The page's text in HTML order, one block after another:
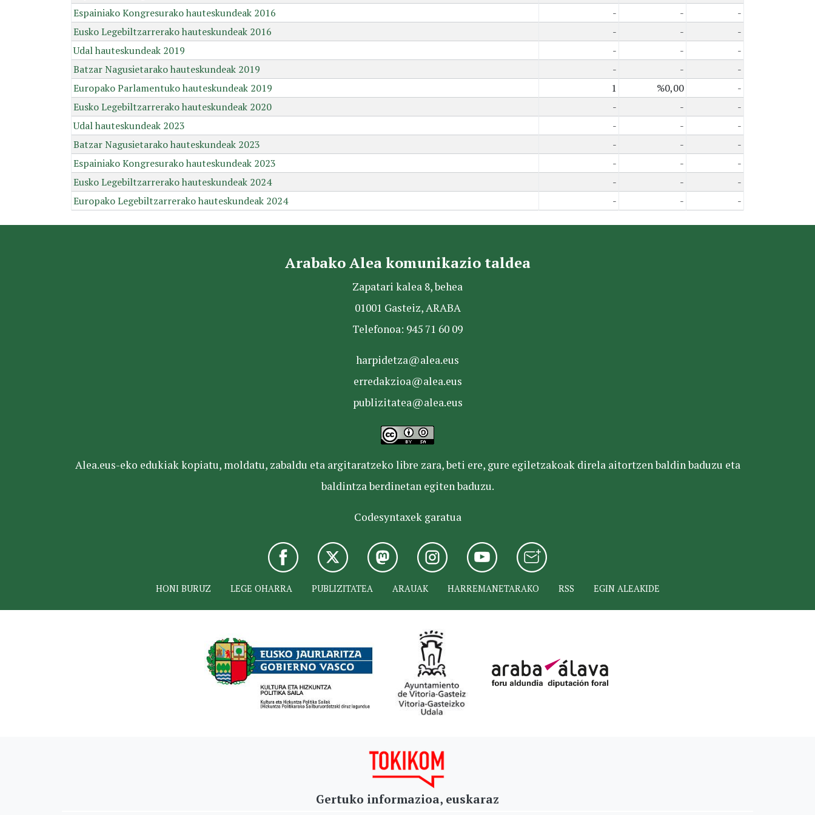
Espainiako Kongresurako hauteskundeak 2016
- -
-
Eusko Legebiltzarrerako hauteskundeak 2016
- -
-
Udal hauteskundeak 2019
- -
-
Batzar Nagusietarako hauteskundeak 2019
- -
-
Europako Parlamentuko hauteskundeak 2019
1 %0,00
-
Eusko Legebiltzarrerako hauteskundeak 2020
- -
-
Udal hauteskundeak 2023
- -
-
Batzar Nagusietarako hauteskundeak 2023
- -
-
Espainiako Kongresurako hauteskundeak 2023
- -
-
Eusko Legebiltzarrerako hauteskundeak 2024
- -
-
Europako Legebiltzarrerako hauteskundeak 2024
- - -
Arabako Alea komunikazio taldea
Zapatari kalea 8, behea
01001 Gasteiz, ARABA
Telefonoa: 945 71 60 09
harpidetza@alea.eus
erredakzioa@alea.eus
publizitatea@alea.eus
Alea.eus-eko edukiak kopiatu, moldatu, zabaldu eta argitaratzeko libre zara, beti ere, gure egiletzakoak direla aitortzen baldin baduzu eta
baldintza berdinetan egiten baduzu.
Codesyntaxek garatua
HONI BURUZ LEGE OHARRA PUBLIZITATEA ARAUAK HARREMANETARAKO RSS EGIN ALEAKIDE
Gertuko informazioa, euskaraz